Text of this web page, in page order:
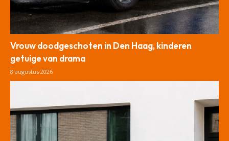
Vrouw doodgeschoten in Den Haag, kinderen
getuige van drama
8 augustus 2026